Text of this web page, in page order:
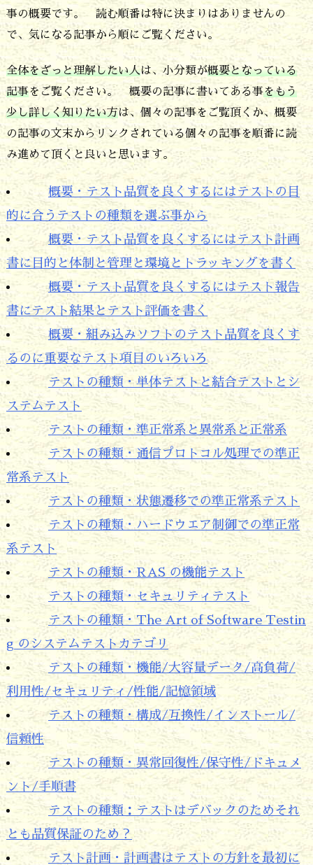
事の概要です。 読む順番は特に決まりはありませんの
で、気になる記事から順にご覧ください。
全体をざっと理解したい人は、小分類が概要となっている
記事をご覧ください。 概要の記事に書いてある事をもう
少し詳しく知りたい方は、個々の記事をご覧頂くか、概要
の記事の文末からリンクされている個々の記事を順番に読
み進めて頂くと良いと思います。
概要・テスト品質を良くするにはテストの目
的に合うテストの種類を選ぶ事から
概要・テスト品質を良くするにはテスト計画
書に目的と体制と管理と環境とトラッキングを書く
概要・テスト品質を良くするにはテスト報告
書にテスト結果とテスト評価を書く
概要・組み込みソフトのテスト品質を良くす
るのに重要なテスト項目のいろいろ
テストの種類・単体テストと結合テストとシ
ステムテスト
テストの種類・準正常系と異常系と正常系
テストの種類・通信プロトコル処理での準正
常系テスト
テストの種類・状態遷移での準正常系テスト
テストの種類・ハードウエア制御での準正常
系テスト
テストの種類・RAS の機能テスト
テストの種類・セキュリティテスト
テストの種類・The Art of Software Testin
g のシステムテストカテゴリ
テストの種類・機能/大容量データ/高負荷/
利用性/セキュリティ/性能/記憶領域
テストの種類・構成/互換性/インストール/
信頼性
テストの種類・異常回復性/保守性/ドキュメ
ント/手順書
テストの種類：テストはデバックのためそれ
とも品質保証のため？
テスト計画・計画書はテストの方針を最初に